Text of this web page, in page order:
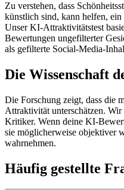
Zu verstehen, dass
künstlich sind, kann helfen, ein
Unser KI-Attraktivitätstest
Bewertungen ungefilterter
als gefilterte Social-Media-
Die Wissenschaft
Die Forschung zeigt, dass die
Attraktivität unterschätzen. Wir
Kritiker. Wenn deine KI-
sie möglicherweise objektiver
wahrnehmen.
Häufig gestellte